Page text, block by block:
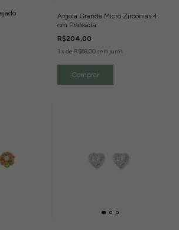
Argola Grande Micro Zircônias 4
cm Prateada
R$204,00
3x de R$68,00 sem juros